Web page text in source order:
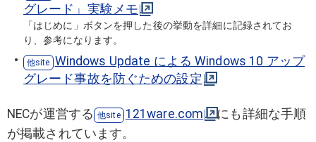
グレード」実験メモ
「はじめに」ボタンを押した後の挙動を詳細に記録されてお
り、参考になります。
Windows Update による Windows 10 アップ
グレード事故を防ぐための設定
NECが運営する 121ware.com
にも詳細な手順
が掲載されています。